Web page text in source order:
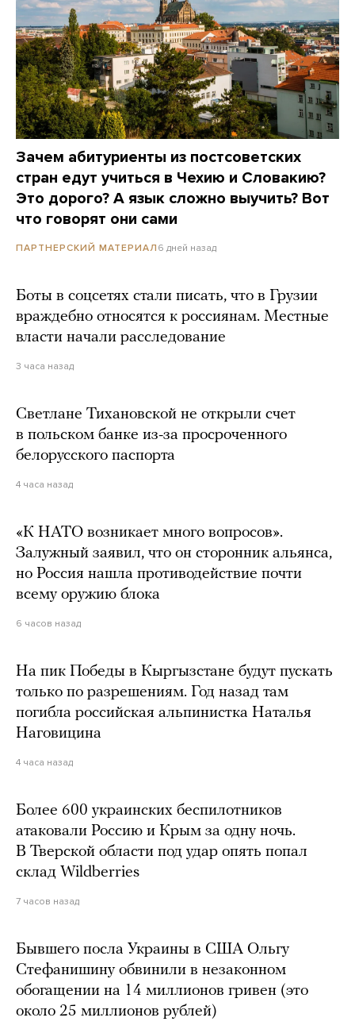
Зачем абитуриенты из постсоветских
стран едут учиться в Чехию и Словакию?
Это дорого? А язык сложно выучить? Вот
что говорят они сами
ПАРТНЕРСКИЙ МАТЕРИАЛ 6 дней назад
Боты в соцсетях стали писать, что в Грузии
враждебно относятся к россиянам. Местные
власти начали расследование
3 часа назад
Светлане Тихановской не открыли счет
в польском банке из-за просроченного
белорусского паспорта
4 часа назад
«К НАТО возникает много вопросов».
Залужный заявил, что он сторонник альянса,
но Россия нашла противодействие почти
всему оружию блока
6 часов назад
На пик Победы в Кыргызстане будут пускать
только по разрешениям. Год назад там
погибла российская альпинистка Наталья
Наговицина
4 часа назад
Более 600 украинских беспилотников
атаковали Россию и Крым за одну ночь.
В Тверской области под удар опять попал
склад Wildberries
7 часов назад
Бывшего посла Украины в США Ольгу
Стефанишину обвинили в незаконном
обогащении на 14 миллионов гривен (это
около 25 миллионов рублей)